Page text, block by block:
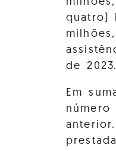
quatro)
de 2023.
Em
número